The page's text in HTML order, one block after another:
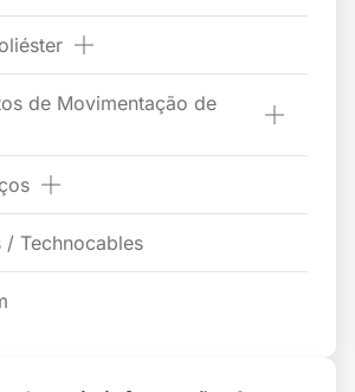
de Movimentação de
Technocables